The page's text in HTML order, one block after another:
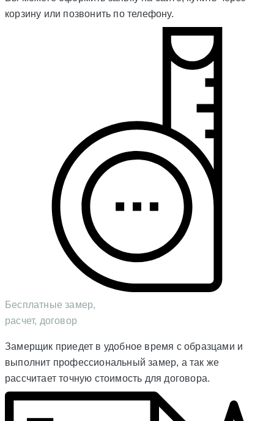
корзину или позвонить по телефону.
Бесплатные замер,
расчет, договор
Замерщик приедет в удобное время с образцами и
выполнит профессиональный замер, а так же
рассчитает точную стоимость для договора.